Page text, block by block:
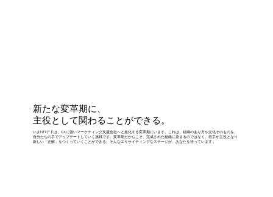
新たな変革期に、
主役として関わることができる。
いまNTTアドは、CXに強いマーケティング支援会社へと進化する変革期にいます。これは、組織のあり方や文化そのものを、
自分たちの手でアップデートしていく挑戦です。変革期だからこそ、完成された組織に染まるのではなく、若手が主役となり
新しい「正解」をつくっていくことができる。そんなエキサイティングなステージが、あなたを待っています 。